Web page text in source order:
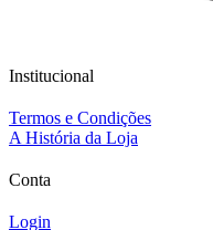
Institucional
Termos e Condições
A História da Loja
Conta
Login